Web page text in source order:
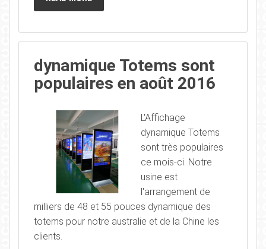
dynamique Totems sont
populaires en août 2016
L'Affichage
dynamique Totems
sont très populaires
ce mois-ci. Notre
usine est
l'arrangement de
milliers de 48 et 55 pouces dynamique des
totems pour notre australie et de la Chine les
clients.